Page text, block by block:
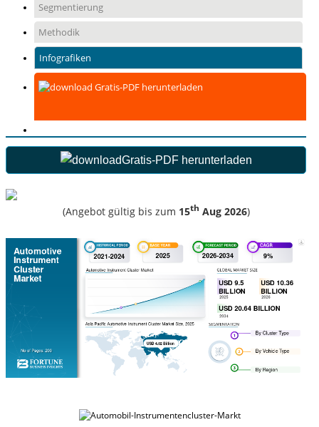
Segmentierung
Methodik
Infografiken
Gratis-PDF herunterladen
Gratis-PDF herunterladen
(Angebot gültig bis zum 15th Aug 2026)